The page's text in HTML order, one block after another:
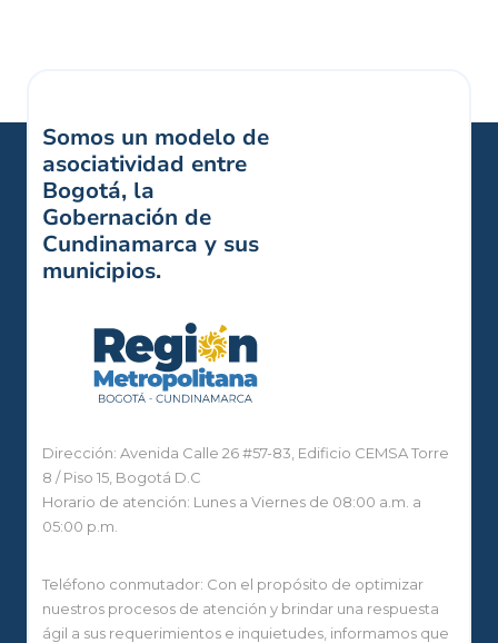
Somos un modelo de
asociatividad entre
Bogotá, la
Gobernación de
Cundinamarca y sus
municipios.
Dirección: Avenida Calle 26 #57-83, Edificio CEMSA Torre
8 / Piso 15, Bogotá D.C
Horario de atención: Lunes a Viernes de 08:00 a.m. a
05:00 p.m.
Teléfono conmutador: Con el propósito de optimizar
nuestros procesos de atención y brindar una respuesta
ágil a sus requerimientos e inquietudes, informamos que